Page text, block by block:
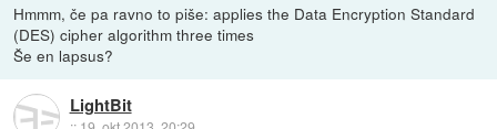
Hmmm, če pa ravno to piše: applies the Data Encryption Standard
(DES) cipher algorithm three times
Še en lapsus?
LightBit